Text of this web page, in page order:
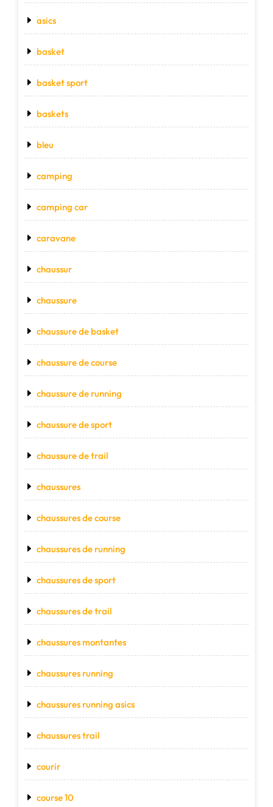
asics
basket
basket sport
baskets
bleu
camping
camping car
caravane
chaussur
chaussure
chaussure de basket
chaussure de course
chaussure de running
chaussure de sport
chaussure de trail
chaussures
chaussures de course
chaussures de running
chaussures de sport
chaussures de trail
chaussures montantes
chaussures running
chaussures running asics
chaussures trail
courir
course 10